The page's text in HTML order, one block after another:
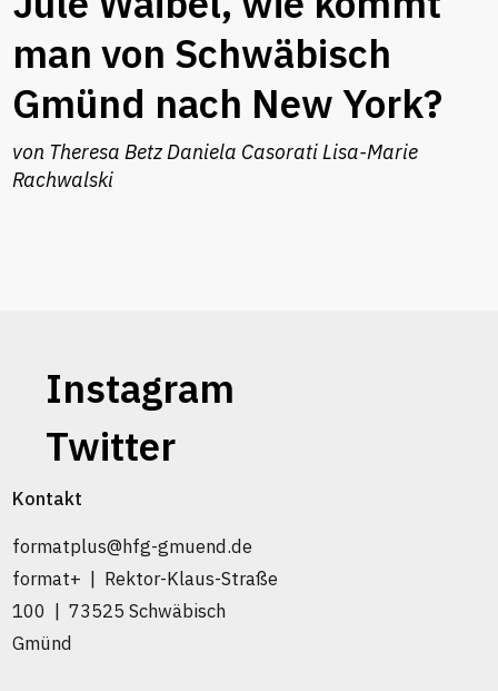
man von Schwäbisch
Gmünd nach New York?
von Theresa Betz Daniela Casorati Lisa-Marie
Rachwalski
Instagram
Twitter
Kontakt
formatplus@hfg-gmuend.de
format+ | Rektor-Klaus-Straße
100 | 73525 Schwäbisch
Gmünd